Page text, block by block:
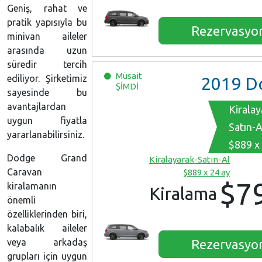
Müsait
ŞİMDİ
2019 Dodge
Satın-
$889 x
Kiralayarak-Satın-Al
$889 x 24 ay
Kiralama
Geniş, rahat ve
pratik yapısıyla bu
minivan aileler
arasında uzun
süredir tercih
ediliyor. Şirketimiz
sayesinde bu
avantajlardan
uygun fiyatla
yararlanabilirsiniz.
Dodge Grand
Caravan
kiralamanın
önemli
özelliklerinden biri,
kalabalık aileler
veya arkadaş
grupları için uygun